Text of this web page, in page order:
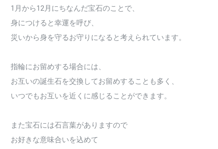
1月から12月にちなんだ宝石のことで、
身につけると幸運を呼び、
災いから身を守るお守りになると考えられています。
指輪にお留めする場合には、
お互いの誕生石を交換してお留めすることも多く、
いつでもお互いを近くに感じることができます。
また宝石には石言葉がありますので
お好きな意味合いを込めて